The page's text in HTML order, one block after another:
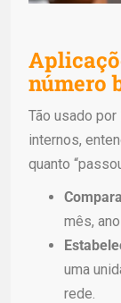
número
Tão usado
internos,
quanto
mês, ano
uma
rede.